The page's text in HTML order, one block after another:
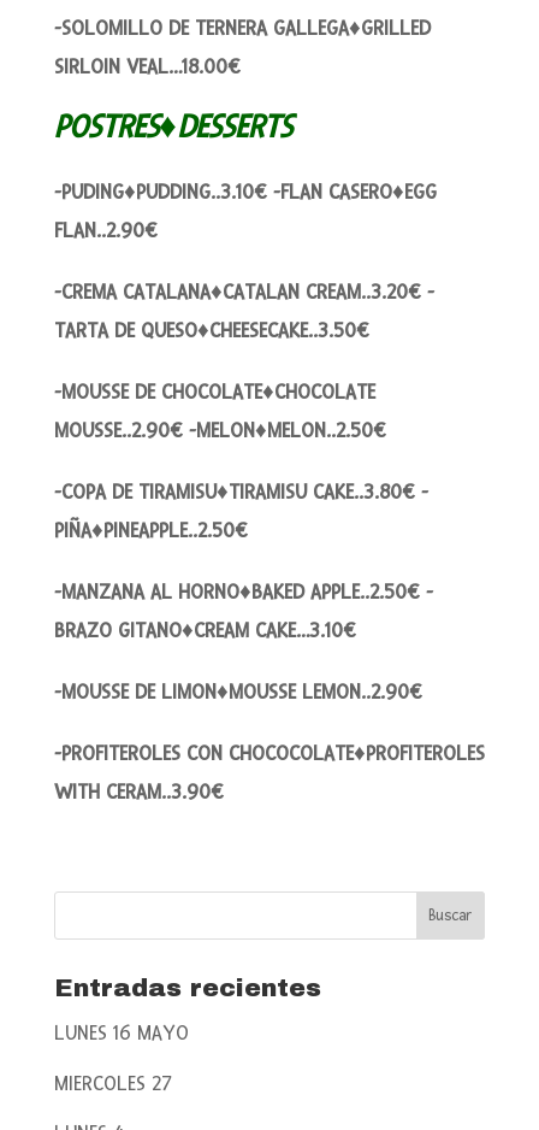
-SOLOMILLO DE TERNERA GALLEGA♦GRILLED
SIRLOIN VEAL…18.00€
POSTRES♦DESSERTS
-PUDING♦PUDDING..3.10€ -FLAN CASERO♦EGG
FLAN..2.90€
-CREMA CATALANA♦CATALAN CREAM..3.20€ -
TARTA DE QUESO♦CHEESECAKE..3.50€
-MOUSSE DE CHOCOLATE♦CHOCOLATE
MOUSSE..2.90€ -MELON♦MELON..2.50€
-COPA DE TIRAMISU♦TIRAMISU CAKE..3.80€ -
PIÑA♦PINEAPPLE..2.50€
-MANZANA AL HORNO♦BAKED APPLE..2.50€ -
BRAZO GITANO♦CREAM CAKE…3.10€
-MOUSSE DE LIMON♦MOUSSE LEMON..2.90€
-PROFITEROLES CON CHOCOCOLATE♦PROFITEROLES
WITH CERAM..3.90€
Entradas recientes
LUNES 16 MAYO
MIERCOLES 27